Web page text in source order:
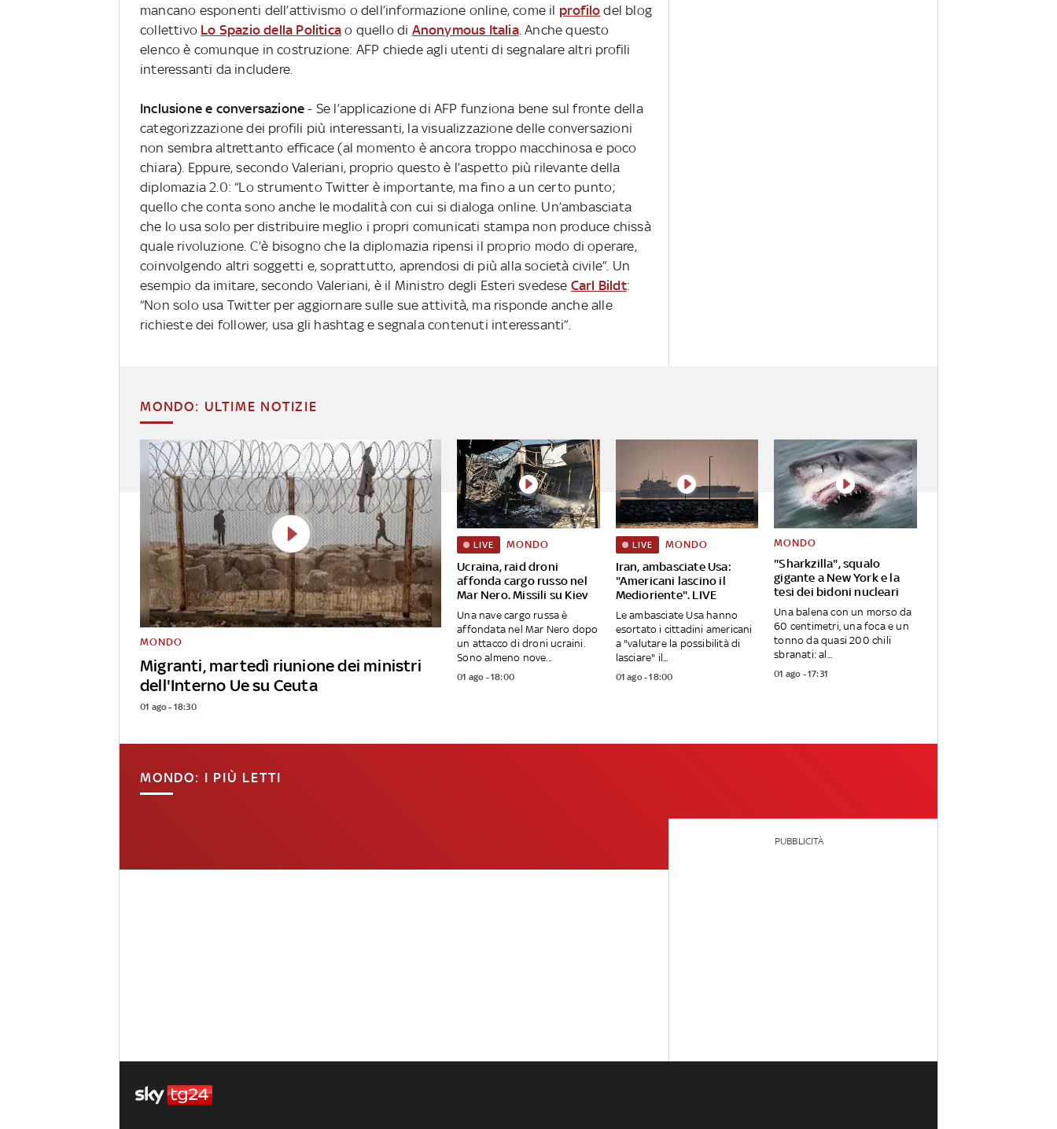
mancano esponenti dell’attivismo o dell’informazione online, come il profilo del blog
collettivo Lo Spazio della Politicao quello di Anonymous Italia. Anche questo
elenco è comunque in costruzione: AFP chiede agli utenti di segnalare altri profili
interessanti da includere.
Inclusione e conversazione - Se l’applicazione di AFP funziona bene sul fronte della
categorizzazione dei profili più interessanti, la visualizzazione delle conversazioni
non sembra altrettanto efficace (al momento è ancora troppo macchinosa e poco
chiara). Eppure, secondo Valeriani, proprio questo è l’aspetto più rilevante della
diplomazia 2.0: “Lo strumento Twitter è importante, ma fino a un certo punto;
quello che conta sono anche le modalità con cui si dialoga online. Un’ambasciata
che lo usa solo per distribuire meglio i propri comunicati stampa non produce chissà
quale rivoluzione. C’è bisogno che la diplomazia ripensi il proprio modo di operare,
coinvolgendo altri soggetti e, soprattutto, aprendosi di più alla società civile”. Un
esempio da imitare, secondo Valeriani, è il Ministro degli Esteri svedese Carl Bildt:
“Non solo usa Twitter per aggiornare sulle sue attività, ma risponde anche alle
richieste dei follower, usa gli hashtag e segnala contenuti interessanti”.
MONDO: ULTIME NOTIZIE
Migranti, martedì riunione dei ministri
dell'Interno Ue su Ceuta
MONDO
01 ago - 18:30
Ucraina, raid droni
affonda cargo russo nel
Mar Nero. Missili su Kiev
LIVE MONDO
Una nave cargo russa è
affondata nel Mar Nero dopo
un attacco di droni ucraini.
Sono almeno nove...
01 ago - 18:00
Iran, ambasciate Usa:
"Americani lascino il
Medioriente". LIVE
LIVE MONDO
Le ambasciate Usa hanno
esortato i cittadini americani
a "valutare la possibilità di
lasciare" il...
01 ago - 18:00
"Sharkzilla", squalo
gigante a New York e la
tesi dei bidoni nucleari
MONDO
Una balena con un morso da
60 centimetri, una foca e un
tonno da quasi 200 chili
sbranati: al...
01 ago - 17:31
MONDO: I PIÙ LETTI
PUBBLICITÀ